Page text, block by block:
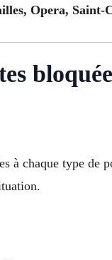
Opera, Saint-
à chaque type